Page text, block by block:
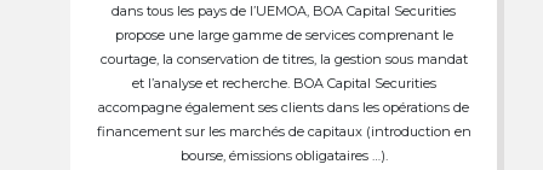
dans tous les pays de l’UEMOA, BOA Capital Securities
propose une large gamme de services comprenant le
courtage, la conservation de titres, la gestion sous mandat
et l’analyse et recherche. BOA Capital Securities
accompagne également ses clients dans les opérations de
financement sur les marchés de capitaux (introduction en
bourse, émissions obligataires …).